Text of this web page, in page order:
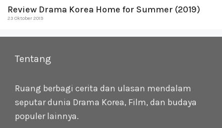
Review Drama Korea Home for Summer (2019)
23 Oktober 2019
Tentang
Ruang berbagi cerita dan ulasan mendalam
seputar dunia Drama Korea, Film, dan budaya
populer lainnya.